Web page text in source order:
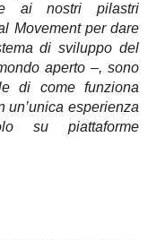
ai nostri pilastri
Movement per dare
di sviluppo del
aperto –, sono
di come funziona
un’unica esperienza
su piattaforme